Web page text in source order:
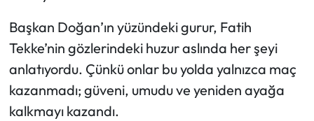
Başkan Doğan’ın yüzündeki gurur, Fatih
Tekke’nin gözlerindeki huzur aslında her şeyi
anlatıyordu. Çünkü onlar bu yolda yalnızca maç
kazanmadı; güveni, umudu ve yeniden ayağa
kalkmayı kazandı.